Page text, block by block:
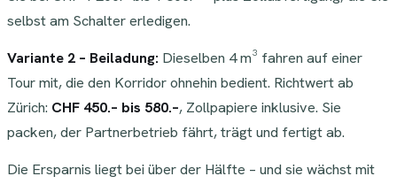
selbst am Schalter erledigen.
Variante 2 – Beiladung: Dieselben 4 m³ fahren auf einer
Tour mit, die den Korridor ohnehin bedient. Richtwert ab
Zürich: CHF 450.– bis 580.–, Zollpapiere inklusive. Sie
packen, der Partnerbetrieb fährt, trägt und fertigt ab.
Die Ersparnis liegt bei über der Hälfte – und sie wächst mit